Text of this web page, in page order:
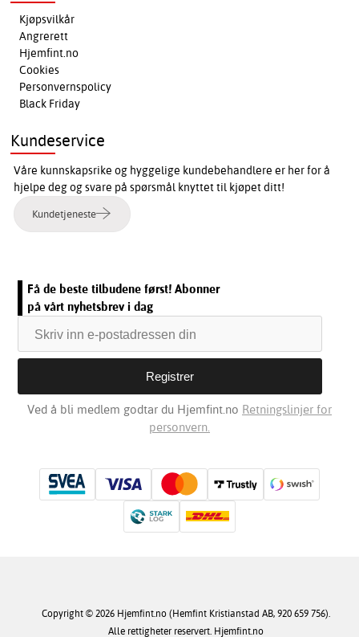
Kjøpsvilkår
Angrerett
Hjemfint.no
Cookies
Personvernspolicy
Black Friday
Kundeservice
Våre kunnskapsrike og hyggelige kundebehandlere er her for å
hjelpe deg og svare på spørsmål knyttet til kjøpet ditt!
Kundetjeneste
Få de beste tilbudene først! Abonner
på vårt nyhetsbrev i dag
Ved å bli medlem godtar du Hjemfint.no Retningslinjer for
personvern.
Copyright © 2026 Hjemfint.no (Hemfint Kristianstad AB, 920 659 756).
Alle rettigheter reservert. Hjemfint.no